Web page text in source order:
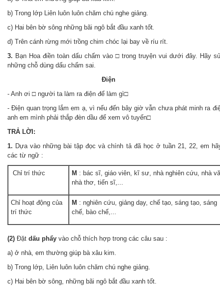
b) Trong lớp Liên luôn luôn chăm chú nghe giảng.
c) Hai bên bờ sông những bãi ngô bắt đầu xanh tốt
d) Trên cánh rừng mới trồng chim chóc lại bay về ríu rít.
3. Bạn Hoa điền toàn dấu chấm vào □ trong truyện vui dưới đây. Hãy
những chỗ dùng dấu chấm sai.
Điện
- Anh ơi □ người ta làm ra điện để làm gì□
- Điện quan trọng lắm em ạ, vì nếu đến bây giờ vẫn chưa phát minh ra
anh em mình phải thắp đèn dầu để xem vô tuyến□
TRẢ LỜI:
1. Dựa vào những bài tập đọc và chính tả đã học ở tuần 21, 22, em
các từ ngữ :
Chỉ trí thức M : bác sĩ, giáo viên, kĩ sư, nhà nghiên cứu, nhà
nhà thơ, tiến sĩ,...
Chỉ hoạt động của
trí thức
M : nghiên cứu, giảng dạy, chế tạo, sáng tạo, sáng
chế, bào chế,...
(2) Đặt dấu phẩy vào chỗ thích hợp trong các câu sau :
a) ở nhà, em thường giúp bà xâu kim.
b) Trong lớp, Liên luôn luôn chăm chú nghe giảng.
c) Hai bên bờ sông, những bãi ngô bắt đầu xanh tốt.